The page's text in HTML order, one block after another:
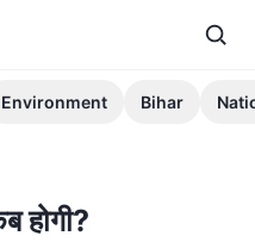
Environment Bihar
होगी?